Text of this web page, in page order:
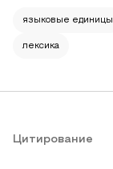
языковые единицы
лексика
Цитирование